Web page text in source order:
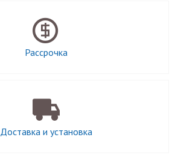
Рассрочка
Доставка и установка